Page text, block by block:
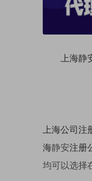
上海静
上海公司注
海静安注册
均可以选择